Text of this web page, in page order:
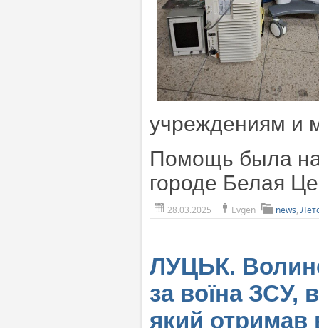
учреждениям и
Помощь была
городе Белая
28.03.2025 Evgen news,
ЛУЦЬК.
за воїна ЗСУ,
який отримав